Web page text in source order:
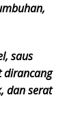
saus
dirancang
dan serat